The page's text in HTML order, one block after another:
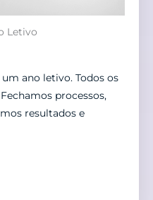
Letivo
ano letivo. Todos os
processos,
resultados e